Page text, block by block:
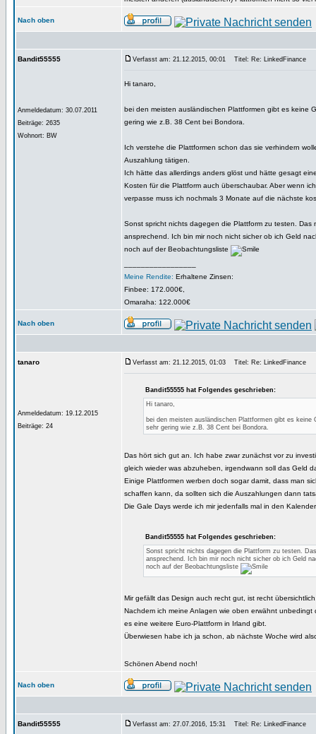
Nach oben
Bandit55555
Anmeldedatum: 30.07.2011
Beiträge: 2635
Wohnort: BW
Verfasst am: 21.12.2015, 00:01 Titel: Re: LinkedFinance
Hi tanaro,
bei den meisten ausländischen Plattformen gibt es keine
gering wie z.B. 38 Cent bei Bondora.
Ich verstehe die Plattformen schon das sie verhindern
Auszahlung tätigen.
Ich hätte das allerdings anders glöst und hätte gesagt
Kosten für die Plattform auch überschaubar. Aber wenn
verpasse muss ich nochmals 3 Monate auf die nächste
Sonst spricht nichts dagegen die Plattform zu testen.
ansprechend. Ich bin mir noch nicht sicher ob ich Geld
noch auf der Beobachtungsliste
Meine Rendite: Erhaltene Zinsen:
Finbee: 172.000€,
Omaraha: 122.000€
Nach oben
tanaro
Anmeldedatum: 19.12.2015
Beiträge: 24
Verfasst am: 21.12.2015, 01:03 Titel: Re: LinkedFinance
Bandit55555 hat Folgendes geschrieben:
Hi tanaro,
bei den meisten ausländischen Plattformen gibt es keine
sehr gering wie z.B. 38 Cent bei Bondora.
Das hört sich gut an. Ich habe zwar zunächst vor zu
gleich wieder was abzuheben, irgendwann soll das Geld
Einige Plattformen werben doch sogar damit, dass man
schaffen kann, da sollten sich die Auszahlungen dann
Die Gale Days werde ich mir jedenfalls mal in den
Bandit55555 hat Folgendes geschrieben:
Sonst spricht nichts dagegen die Plattform zu testen.
ansprechend. Ich bin mir noch nicht sicher ob ich Geld
noch auf der Beobachtungsliste
Mir gefällt das Design auch recht gut, ist recht
Nachdem ich meine Anlagen wie oben erwähnt
es eine weitere Euro-Plattform in Irland gibt.
Überwiesen habe ich ja schon, ab nächste Woche wird
Schönen Abend noch!
Nach oben
Bandit55555 Verfasst am: 27.07.2016, 15:31 Titel: Re: LinkedFinance